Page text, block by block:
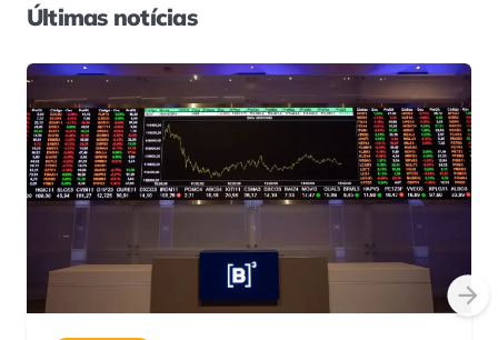
Últimas notícias